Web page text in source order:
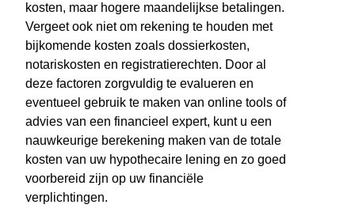
kosten, maar hogere maandelijkse betalingen.
Vergeet ook niet om rekening te houden met
bijkomende kosten zoals dossierkosten,
notariskosten en registratierechten. Door al
deze factoren zorgvuldig te evalueren en
eventueel gebruik te maken van online tools of
advies van een financieel expert, kunt u een
nauwkeurige berekening maken van de totale
kosten van uw hypothecaire lening en zo goed
voorbereid zijn op uw financiële
verplichtingen.